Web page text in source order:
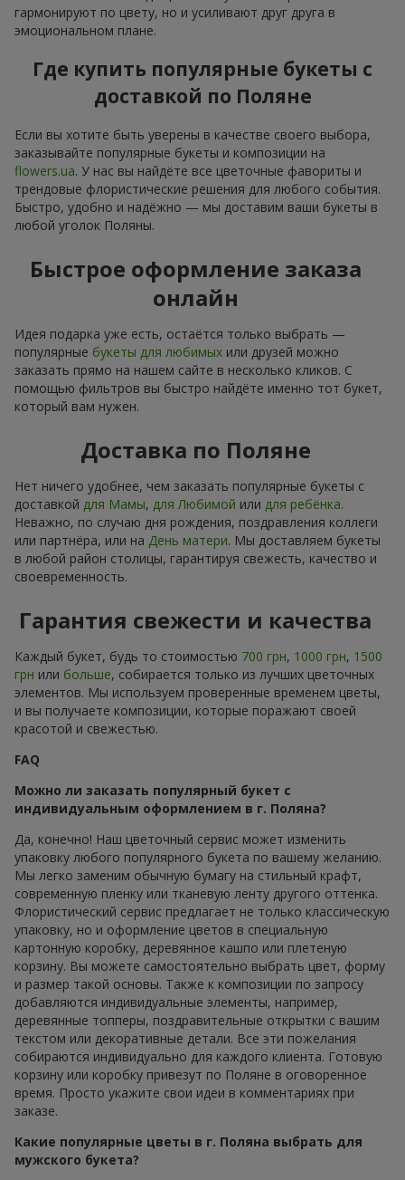
гармонируют по цвету, но и усиливают друг друга в
эмоциональном плане.
Где купить популярные букеты с
доставкой по Поляне
Если вы хотите быть уверены в качестве своего выбора,
заказывайте популярные букеты и композиции на
flowers.ua. У нас вы найдёте все цветочные фавориты и
трендовые флористические решения для любого события.
Быстро, удобно и надёжно — мы доставим ваши букеты в
любой уголок Поляны.
Быстрое оформление заказа
онлайн
Идея подарка уже есть, остаётся только выбрать —
популярные букеты для любимых или друзей можно
заказать прямо на нашем сайте в несколько кликов. С
помощью фильтров вы быстро найдёте именно тот букет,
который вам нужен.
Доставка по Поляне
Нет ничего удобнее, чем заказать популярные букеты с
доставкой для Мамы, для Любимой или для ребёнка.
Неважно, по случаю дня рождения, поздравления коллеги
или партнёра, или на День матери. Мы доставляем букеты
в любой район столицы, гарантируя свежесть, качество и
своевременность.
Гарантия свежести и качества
Каждый букет, будь то стоимостью 700 грн, 1000 грн, 1500
грн или больше, собирается только из лучших цветочных
элементов. Мы используем проверенные временем цветы,
и вы получаете композиции, которые поражают своей
красотой и свежестью.
FAQ
Можно ли заказать популярный букет с
индивидуальным оформлением в г. Поляна?
Да, конечно! Наш цветочный сервис может изменить
упаковку любого популярного букета по вашему желанию.
Мы легко заменим обычную бумагу на стильный крафт,
современную пленку или тканевую ленту другого оттенка.
Флористический сервис предлагает не только классическую
упаковку, но и оформление цветов в специальную
картонную коробку, деревянное кашпо или плетеную
корзину. Вы можете самостоятельно выбрать цвет, форму
и размер такой основы. Также к композиции по запросу
добавляются индивидуальные элементы, например,
деревянные топперы, поздравительные открытки с вашим
текстом или декоративные детали. Все эти пожелания
собираются индивидуально для каждого клиента. Готовую
корзину или коробку привезут по Поляне в оговоренное
время. Просто укажите свои идеи в комментариях при
заказе.
Какие популярные цветы в г. Поляна выбрать для
мужского букета?